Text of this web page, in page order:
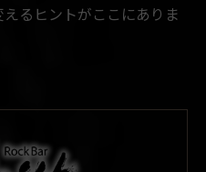
るヒントがここにありま